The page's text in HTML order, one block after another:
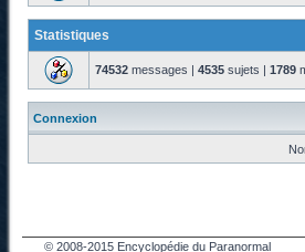
Statistiques
74532 messages | 4535 sujets | 1789
Connexion
© 2008-2015 Encyclopédie du Paranormal